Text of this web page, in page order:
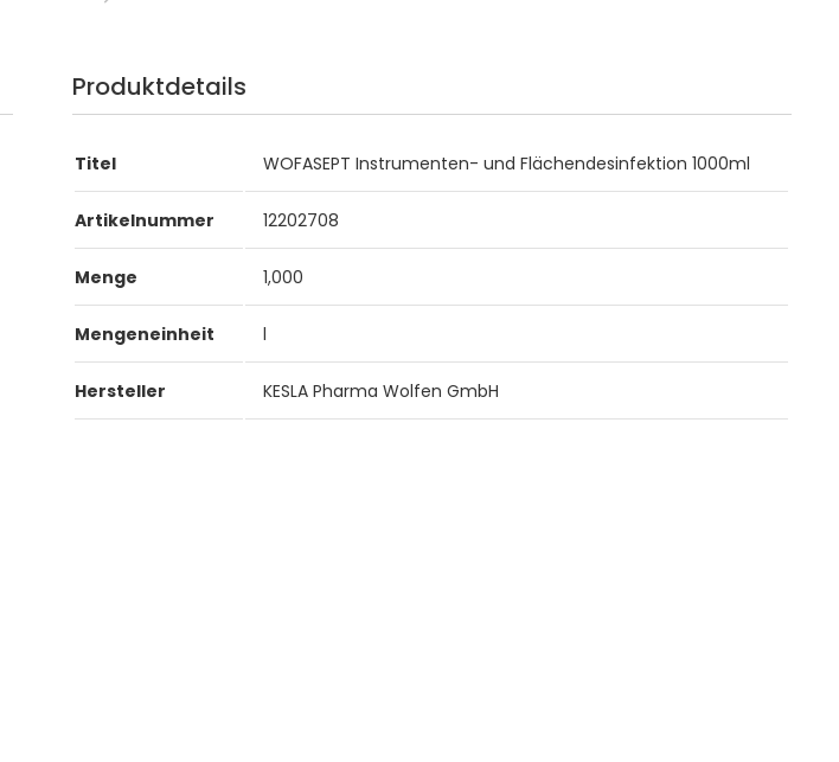
Produktdetails
Titel WOFASEPT Instrumenten- und Flächendesinfektion 1000ml
Artikelnummer 12202708
Menge 1,000
Mengeneinheit l
Hersteller KESLA Pharma Wolfen GmbH